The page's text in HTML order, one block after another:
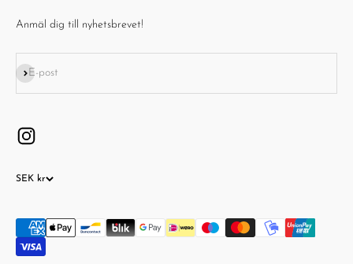
Anmäl dig till nyhetsbrevet!
E-post
Prenumerera
SEK kr